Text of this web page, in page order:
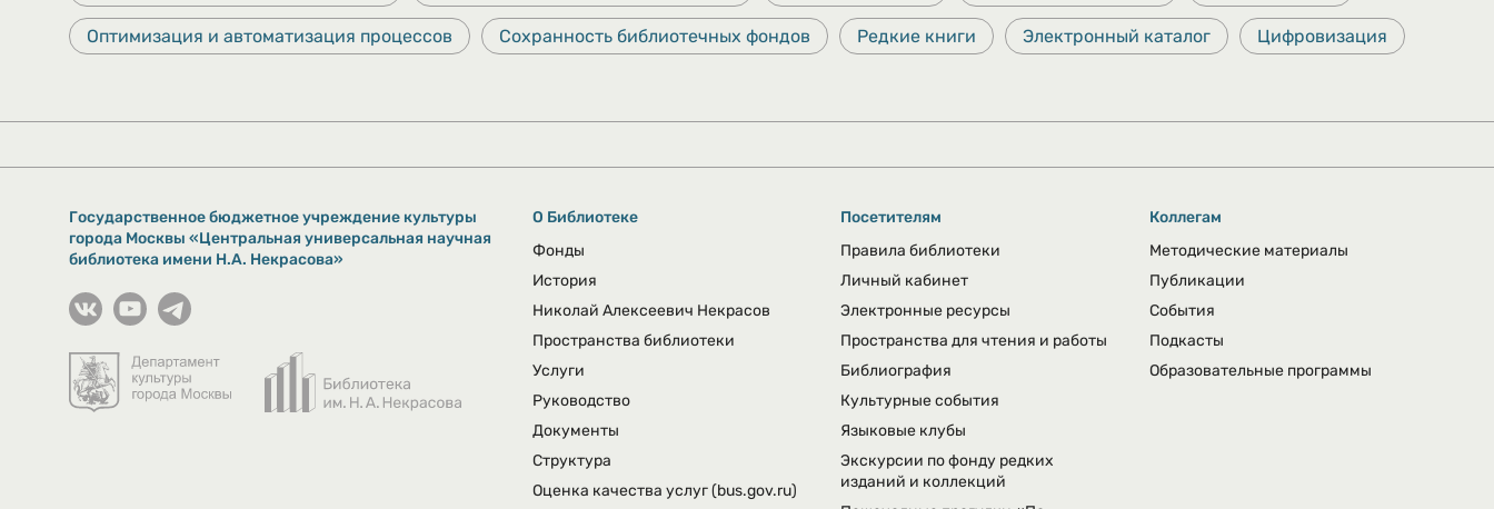
Оптимизация и автоматизация процессов Сохранность библиотечных фондов Редкие книги Электронный каталог Цифровизация
Государственное бюджетное учреждение культуры
города Москвы «Центральная универсальная научная
библиотека имени Н.А. Некрасова»
О Библиотеке
Фонды
История
Николай Алексеевич Некрасов
Пространства библиотеки
Услуги
Руководство
Документы
Структура
Оценка качества услуг(bus.gov.ru)
Посетителям
Правила библиотеки
Личный кабинет
Электронные ресурсы
Пространства для чтения и работы
Библиография
Культурные события
Языковые клубы
Экскурсии по фонду редких
изданий и коллекций
Коллегам
Методические материалы
Публикации
События
Подкасты
Образовательные программы